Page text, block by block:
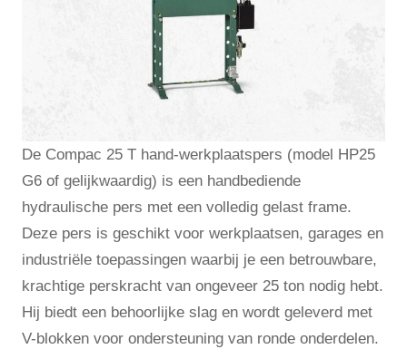
De Compac 25 T hand-werkplaatspers (model HP25
G6 of gelijkwaardig) is een handbediende
hydraulische pers met een volledig gelast frame.
Deze pers is geschikt voor werkplaatsen, garages en
industriële toepassingen waarbij je een betrouwbare,
krachtige perskracht van ongeveer 25 ton nodig hebt.
Hij biedt een behoorlijke slag en wordt geleverd met
V-blokken voor ondersteuning van ronde onderdelen.